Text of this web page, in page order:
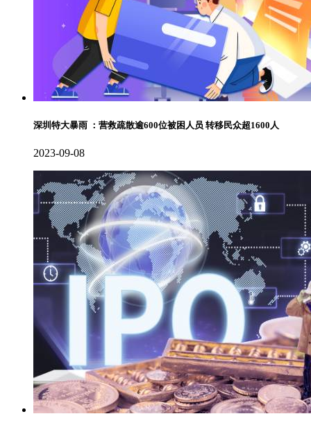
深圳特大暴雨 ：营救疏散逾600位被困人员 转移民众超1600人
2023-09-08